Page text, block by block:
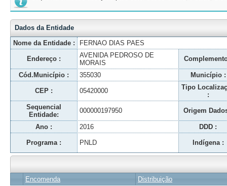
Dados da Entidade
Nome da Entidade :
FERNAO DIAS PAES
Endereço :
AVENIDA PEDROSO DE
MORAIS
Cód.Município : 355030 Município :
CEP : 05420000
Tipo
:
Sequencial
Entidade:
000000197950 Origem
Ano : 2016 DDD :
Programa : PNLD Indígena :
Encomenda Distribuição